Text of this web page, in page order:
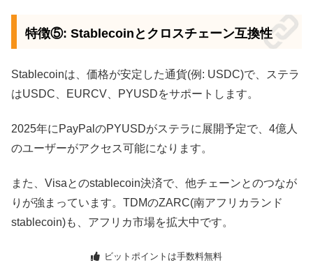
特徴⑤: Stablecoinとクロスチェーン互換性
Stablecoinは、価格が安定した通貨(例: USDC)で、ステラ
はUSDC、EURCV、PYUSDをサポートします。
2025年にPayPalのPYUSDがステラに展開予定で、4億人
のユーザーがアクセス可能になります。
また、Visaとのstablecoin決済で、他チェーンとのつなが
りが強まっています。TDMのZARC(南アフリカランド
stablecoin)も、アフリカ市場を拡大中です。
ビットポイントは手数料無料